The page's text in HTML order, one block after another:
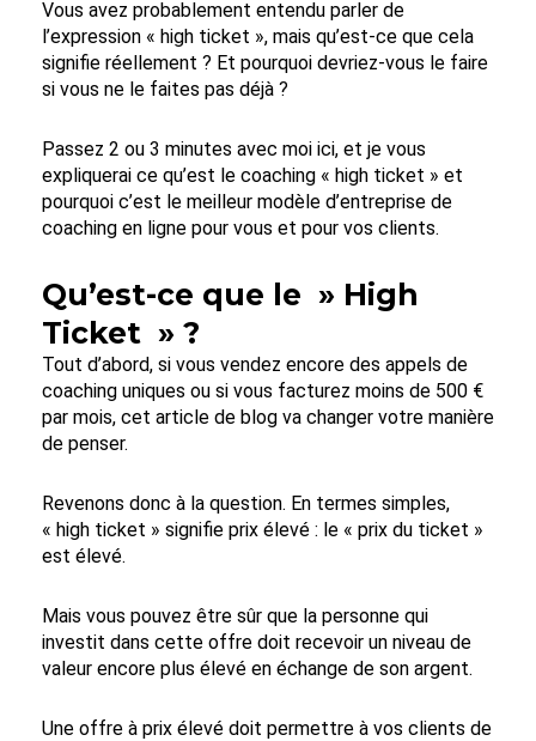
Vous avez probablement entendu parler de
l’expression « high ticket », mais qu’est-ce que cela
signifie réellement ? Et pourquoi devriez-vous le faire
si vous ne le faites pas déjà ?
Passez 2 ou 3 minutes avec moi ici, et je vous
expliquerai ce qu’est le coaching « high ticket » et
pourquoi c’est le meilleur modèle d’entreprise de
coaching en ligne pour vous et pour vos clients.
Qu’est-ce que le » High
Ticket » ?
Tout d’abord, si vous vendez encore des appels de
coaching uniques ou si vous facturez moins de 500 €
par mois, cet article de blog va changer votre manière
de penser.
Revenons donc à la question. En termes simples,
« high ticket » signifie prix élevé : le « prix du ticket »
est élevé.
Mais vous pouvez être sûr que la personne qui
investit dans cette offre doit recevoir un niveau de
valeur encore plus élevé en échange de son argent.
Une offre à prix élevé doit permettre à vos clients de